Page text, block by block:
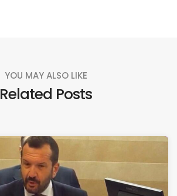
YOU MAY ALSO LIKE
Related Posts